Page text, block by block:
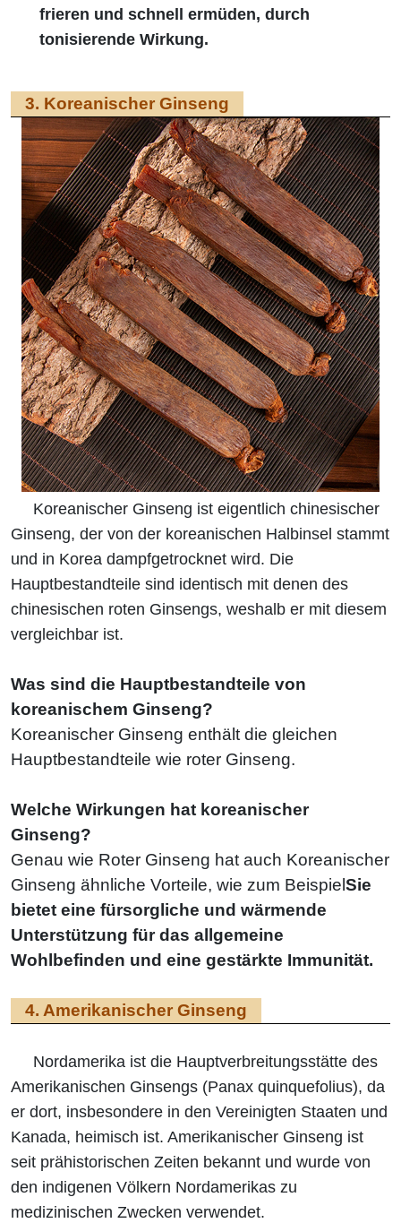
frieren und schnell ermüden, durch
tonisierende Wirkung.
3. Koreanischer Ginseng
Koreanischer Ginseng ist eigentlich chinesischer
Ginseng, der von der koreanischen Halbinsel stammt
und in Korea dampfgetrocknet wird. Die
Hauptbestandteile sind identisch mit denen des
chinesischen roten Ginsengs, weshalb er mit diesem
vergleichbar ist.
Was sind die Hauptbestandteile von
koreanischem Ginseng?
Koreanischer Ginseng enthält die gleichen
Hauptbestandteile wie roter Ginseng.
Welche Wirkungen hat koreanischer
Ginseng?
Genau wie Roter Ginseng hat auch Koreanischer
Ginseng ähnliche Vorteile, wie zum Beispiel Sie
bietet eine fürsorgliche und wärmende
Unterstützung für das allgemeine
Wohlbefinden und eine gestärkte Immunität.
4. Amerikanischer Ginseng
Nordamerika ist die Hauptverbreitungsstätte des
Amerikanischen Ginsengs (Panax quinquefolius), da
er dort, insbesondere in den Vereinigten Staaten und
Kanada, heimisch ist. Amerikanischer Ginseng ist
seit prähistorischen Zeiten bekannt und wurde von
den indigenen Völkern Nordamerikas zu
medizinischen Zwecken verwendet.